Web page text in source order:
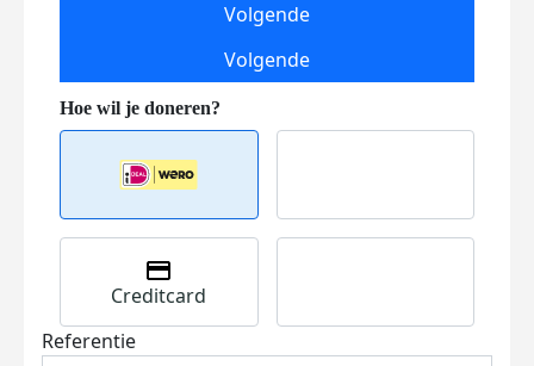
Volgende
Volgende
Creditcard
Referentie